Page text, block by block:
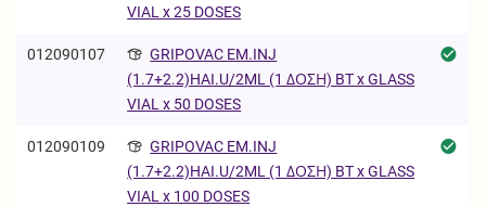
VIAL x 25 DOSES
012090107
GRIPOVAC EM.INJ
(1.7+2.2)HAI.U/2ML (1 ΔΟΣΗ) BT x GLASS
VIAL x 50 DOSES
012090109
GRIPOVAC EM.INJ
(1.7+2.2)HAI.U/2ML (1 ΔΟΣΗ) BT x GLASS
VIAL x 100 DOSES